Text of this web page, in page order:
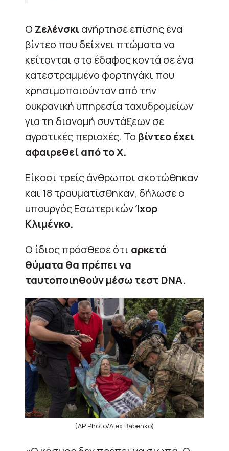
Ο Ζελένσκιανήρτησε επίσης ένα
βίντεο που δείχνει πτώματα να
κείτονται στο έδαφος κοντά σε ένα
κατεστραμμένο φορτηγάκι που
χρησιμοποιούνταν από την
ουκρανική υπηρεσία ταχυδρομείων
για τη διανομή συντάξεων σε
αγροτικές περιοχές. Το βίντεο έχει
αφαιρεθεί από το Χ.
Είκοσι τρείς άνθρωποι σκοτώθηκαν
και 18 τραυματίσθηκαν, δήλωσε ο
υπουργός ΕσωτερικώνΊχορ
Κλιμένκο.
Ο ίδιος πρόσθεσε ότι αρκετά
θύματα θα πρέπει να
ταυτοποιηθούν μέσω τεστ DNA.
(AP Photo/Alex Babenko)